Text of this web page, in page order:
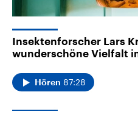
Insektenforscher Lars
wunderschöne Vielfalt
Hören 87:28